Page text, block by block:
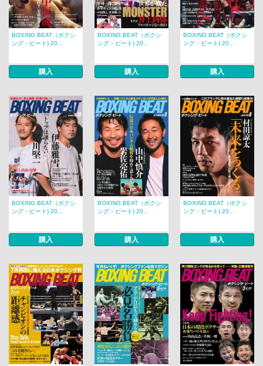
BOXING BEAT（ボクシ
ング・ビート) 20...
購入
BOXING BEAT（ボクシ
ング・ビート) 20...
購入
BOXING BEAT（ボクシ
ング・ビート) 20...
購入
BOXING BEAT（ボクシ
ング・ビート) 20...
購入
BOXING BEAT（ボクシ
ング・ビート) 20...
購入
BOXING BEAT（ボクシ
ング・ビート) 20...
購入